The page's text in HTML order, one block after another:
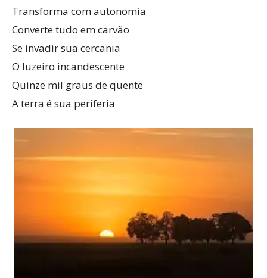
Transforma com autonomia
Converte tudo em carvão
Se invadir sua cercania
O luzeiro incandescente
Quinze mil graus de quente
A terra é sua periferia